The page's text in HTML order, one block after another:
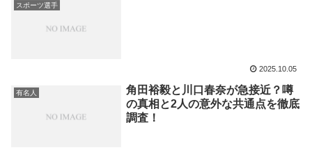
スポーツ選手
2025.10.05
有名人
角田裕毅と川口春奈が急接近？噂
の真相と2人の意外な共通点を徹底
調査！